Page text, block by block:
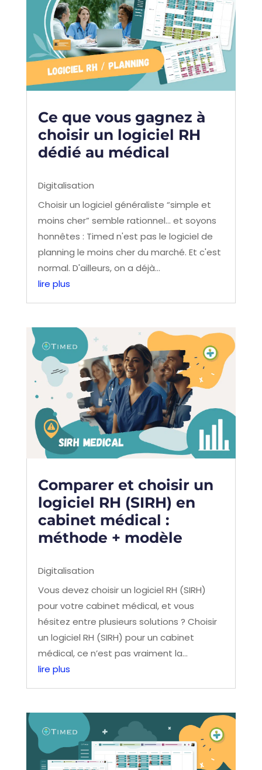
Ce que vous gagnez à
choisir un logiciel RH
dédié au médical
Digitalisation
Choisir un logiciel généraliste “simple et
moins cher” semble rationnel… et soyons
honnêtes : Timed n'est pas le logiciel de
planning le moins cher du marché. Et c'est
normal. D'ailleurs, on a déjà...
lire plus
Comparer et choisir un
logiciel RH (SIRH) en
cabinet médical :
méthode + modèle
Digitalisation
Vous devez choisir un logiciel RH (SIRH)
pour votre cabinet médical, et vous
hésitez entre plusieurs solutions ? Choisir
un logiciel RH (SIRH) pour un cabinet
médical, ce n’est pas vraiment la...
lire plus